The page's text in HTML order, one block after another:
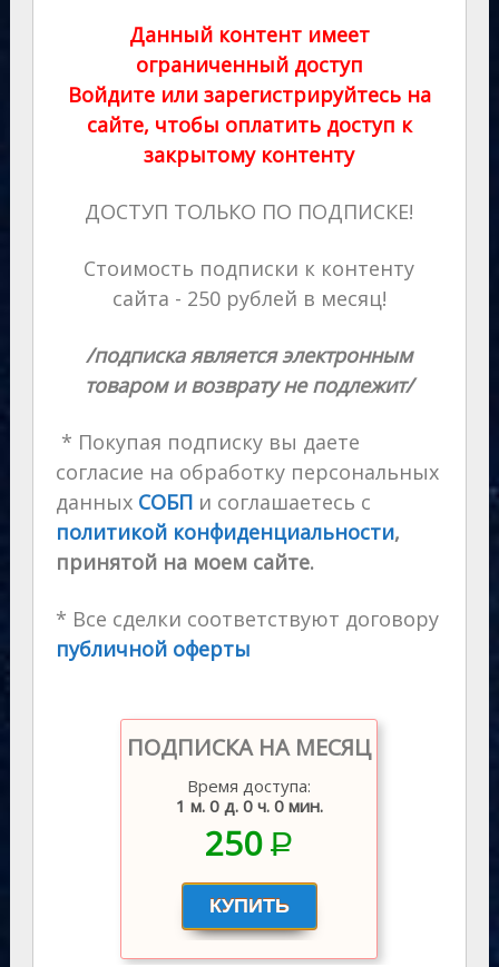
Данный контент имеет
ограниченный доступ
Войдите или зарегистрируйтесь на
сайте, чтобы оплатить доступ к
закрытому контенту
ДОСТУП ТОЛЬКО ПО ПОДПИСКЕ!
Стоимость подписки к контенту
сайта - 250 рублей в месяц!
/подписка является электронным
товаром и возврату не подлежит/
* Покупая подписку вы даете
согласие на обработку персональных
данных СОБП и соглашаетесь с
политикой конфиденциальности,
принятой на моем сайте.
* Все сделки соответствуют договору
публичной оферты
ПОДПИСКА НА МЕСЯЦ
Время доступа:
1 м. 0 д. 0 ч. 0 мин.
250P
–